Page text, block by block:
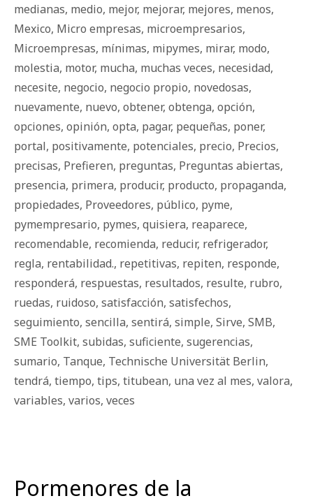
medianas, medio, mejor, mejorar, mejores, menos,
Mexico, Micro empresas, microempresarios,
Microempresas, mínimas, mipymes, mirar, modo,
molestia, motor, mucha, muchas veces, necesidad,
necesite, negocio, negocio propio, novedosas,
nuevamente, nuevo, obtener, obtenga, opción,
opciones, opinión, opta, pagar, pequeñas, poner,
portal, positivamente, potenciales, precio, Precios,
precisas, Prefieren, preguntas, Preguntas abiertas,
presencia, primera, producir, producto, propaganda,
propiedades, Proveedores, público, pyme,
pymempresario, pymes, quisiera, reaparece,
recomendable, recomienda, reducir, refrigerador,
regla, rentabilidad., repetitivas, repiten, responde,
responderá, respuestas, resultados, resulte, rubro,
ruedas, ruidoso, satisfacción, satisfechos,
seguimiento, sencilla, sentirá, simple, Sirve, SMB,
SME Toolkit, subidas, suficiente, sugerencias,
sumario, Tanque, Technische Universität Berlin,
tendrá, tiempo, tips, titubean, una vez al mes, valora,
variables, varios, veces
Pormenores de la